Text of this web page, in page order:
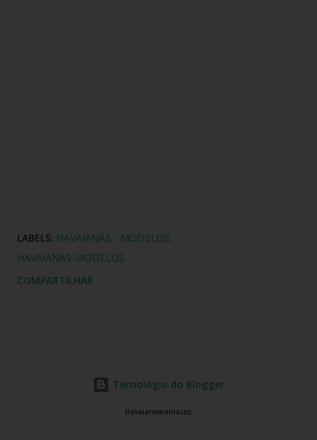
LABELS: HAVAIANAS - MODELOS
HAVAIANAS-MODELOS
COMPARTILHAR
Tecnologia do Blogger
Havaianomaníacos